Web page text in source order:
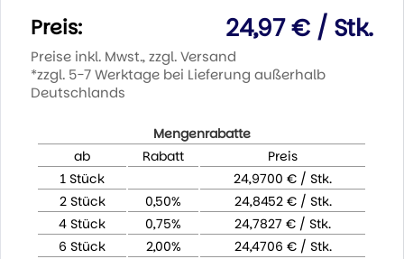
Preis: 24,97 € / Stk.
Preise inkl. Mwst., zzgl. Versand
*zzgl. 5-7 Werktage bei Lieferung außerhalb
Deutschlands
Mengenrabatte
ab
Rabatt
Preis
1 Stück
24,9700 € / Stk.
2 Stück
0,50%
24,8452 € / Stk.
4 Stück
0,75%
24,7827 € / Stk.
6 Stück
2,00%
24,4706 € / Stk.